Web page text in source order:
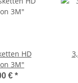
HD
3M"
€ *